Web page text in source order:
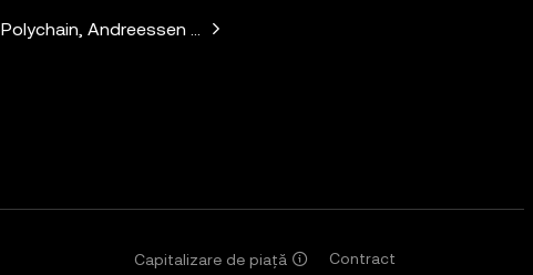
Polychain, Andreessen Horowitz, Paradigm, Variant Fund, SV Angel
Capitalizare de piață Contract